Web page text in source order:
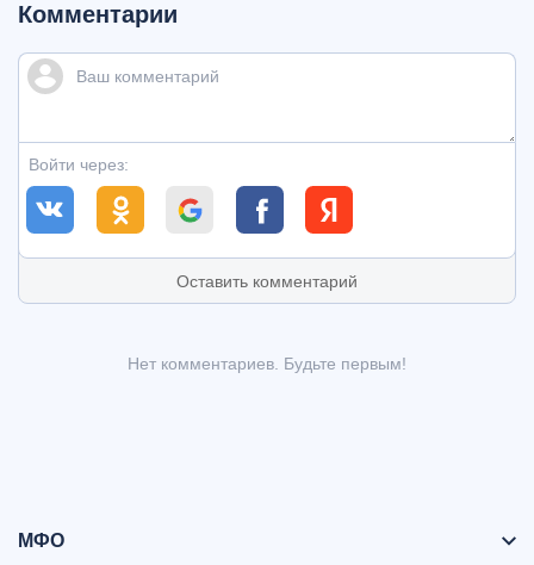
Комментарии
Войти через:
Оставить комментарий
Нет комментариев. Будьте первым!
МФО